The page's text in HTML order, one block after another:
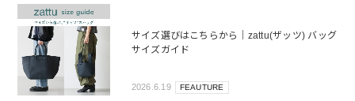
サイズ選びはこちらから｜zattu(ザッツ) バッグ
サイズガイド
2026.6.19 FEAUTURE